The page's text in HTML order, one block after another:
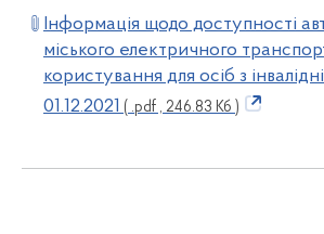
Інформація щодо доступності
міського електричного
користування для осіб з
01.12.2021 ( .pdf , 246.83 Кб )